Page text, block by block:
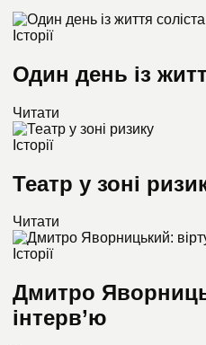
Історії
Один день із
Читати
Історії
Театр у зоні
Читати
Історії
Дмитро
інтерв’ю